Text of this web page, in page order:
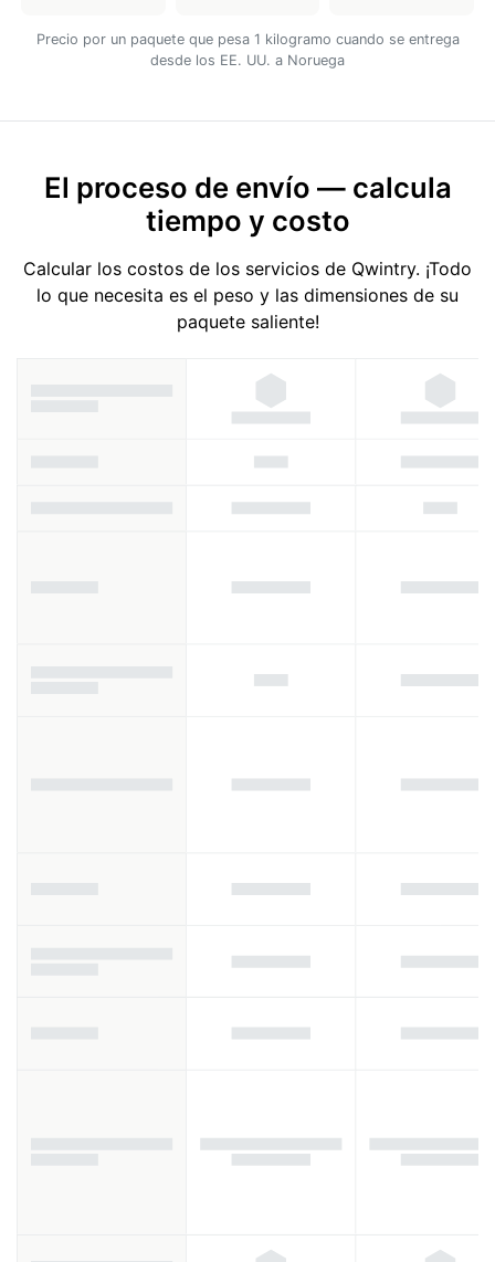
Precio por un paquete que pesa 1 kilogramo cuando se entrega
desde los EE. UU. a Noruega
El proceso de envío — calcula
tiempo y costo
Calcular los costos de los servicios de Qwintry. ¡Todo
lo que necesita es el peso y las dimensiones de su
paquete saliente!